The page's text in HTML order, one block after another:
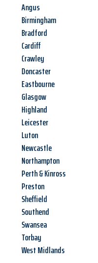
Angus
Birmingham
Bradford
Cardiff
Crawley
Doncaster
Eastbourne
Glasgow
Highland
Leicester
Luton
Newcastle
Northampton
Perth & Kinross
Preston
Sheffield
Southend
Swansea
Torbay
West Midlands